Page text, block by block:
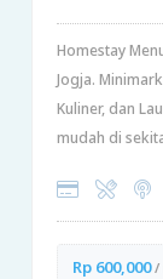
Homestay
Jogja.
Kuliner, dan
mudah di
Rp 600,000/